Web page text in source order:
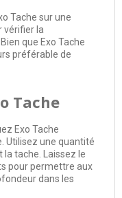
Tache sur une
vérifier la
que Exo Tache
préférable de
Tache
Exo Tache
Utilisez une quantité
tache. Laissez le
pour permettre aux
dans les